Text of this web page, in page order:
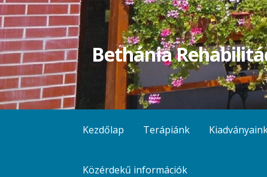
Skip
to
content
Bethánia
Kezdőlap Terápiánk
Közérdekű információk